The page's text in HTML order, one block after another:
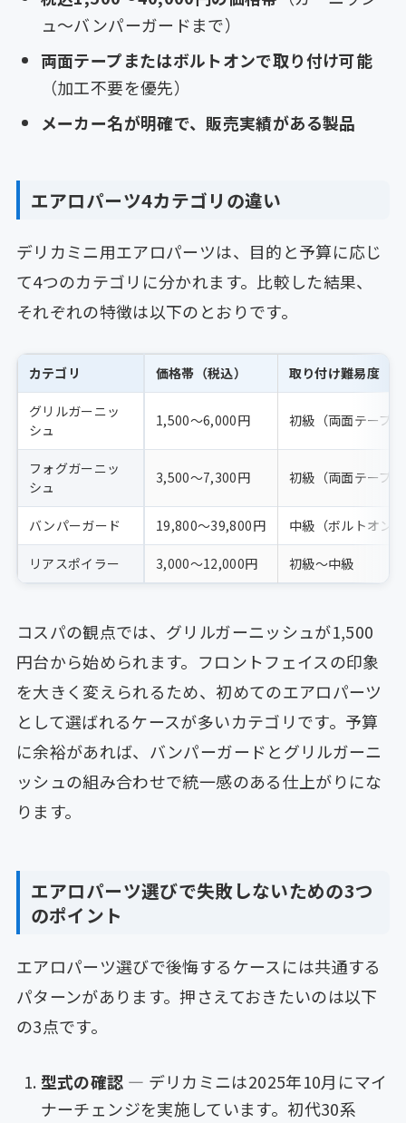
ュ〜バンパーガードまで）
両面テープまたはボルトオンで取り付け可能
（加工不要を優先）
メーカー名が明確で、販売実績がある製品
エアロパーツ4カテゴリの違い
デリカミニ用エアロパーツは、目的と予算に応じ
て4つのカテゴリに分かれます。比較した結果、
それぞれの特徴は以下のとおりです。
カテゴリ 価格帯（税込） 取り付け難易度
グリルガーニッ
シュ
1,500〜6,000円 初級（両面テープ）
フォグガーニッ
シュ
3,500〜7,300円 初級（両面テープ）
バンパーガード 19,800〜39,800円 中級（ボルトオン）
リアスポイラー 3,000〜12,000円 初級〜中級
コスパの観点では、グリルガーニッシュが1,500
円台から始められます。フロントフェイスの印象
を大きく変えられるため、初めてのエアロパーツ
として選ばれるケースが多いカテゴリです。予算
に余裕があれば、バンパーガードとグリルガーニ
ッシュの組み合わせで統一感のある仕上がりにな
ります。
エアロパーツ選びで失敗しないための3つ
のポイント
エアロパーツ選びで後悔するケースには共通する
パターンがあります。押さえておきたいのは以下
の3点です。
型式の確認 — デリカミニは2025年10月にマイ
ナーチェンジを実施しています。初代30系